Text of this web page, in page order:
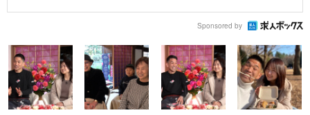
Sponsored by